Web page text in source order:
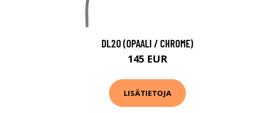
DL20 (OPAALI / CHROME)
145 EUR
LISÄTIETOJA